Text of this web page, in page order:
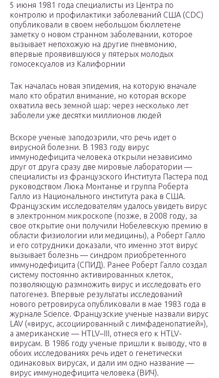
5 июня 1981 года специалисты из Центра по
контролю и профилактики заболеваний США (CDC)
опубликовали в своем небольшом бюллетене
заметку о новом странном заболевании, которое
вызывает непохожую на другие пневмонию,
впервые проявившуюся у пятерых молодых
гомосексуалов из Калифорнии
Так началась новая эпидемия, на которую вначале
мало кто обратил внимание, но которая вскоре
охватила весь земной шар: через несколько лет
заболели уже десятки миллионов людей
Вскоре ученые заподозрили, что речь идет о
вирусной болезни. В 1983 году вирус
иммунодефицита человека открыли независимо
друг от друга сразу две мировые лаборатории —
специалисты из французского Института Пастера под
руководством Люка Монтанье и группа Роберта
Галло из Национального института рака в США.
Французским исследователям удалось увидеть вирус
в электронном микроскопе (позже, в 2008 году, за
свое открытие они получили Нобелевскую премию в
области физиологии или медицины), а Роберт Галло
и его сотрудники доказали, что именно этот вирус
вызывает болезнь — синдром приобретенного
иммунодефицита (СПИД). Ранее Роберт Галло создал
систему постоянно активированных клеток,
позволяющую размножить вирус и исследовать его
патогенез. Впервые результаты исследований
нового ретровируса опубликовали в мае 1983 года в
журнале Science. Французские ученые назвали вирус
LAV («вирус, ассоциированный с лимфаденопатией»),
а американские — HTLV–III, отнеся его к HTLV-
вирусам. В 1986 году ученые пришли к выводу, что в
обоих исследованиях речь идет о генетически
одинаковых вирусах, и дали им одно название —
вирус иммунодефицита человека (ВИЧ).